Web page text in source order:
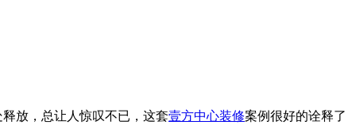
放，总让人惊叹不已，这套壹方中心装修案例很好的诠释了